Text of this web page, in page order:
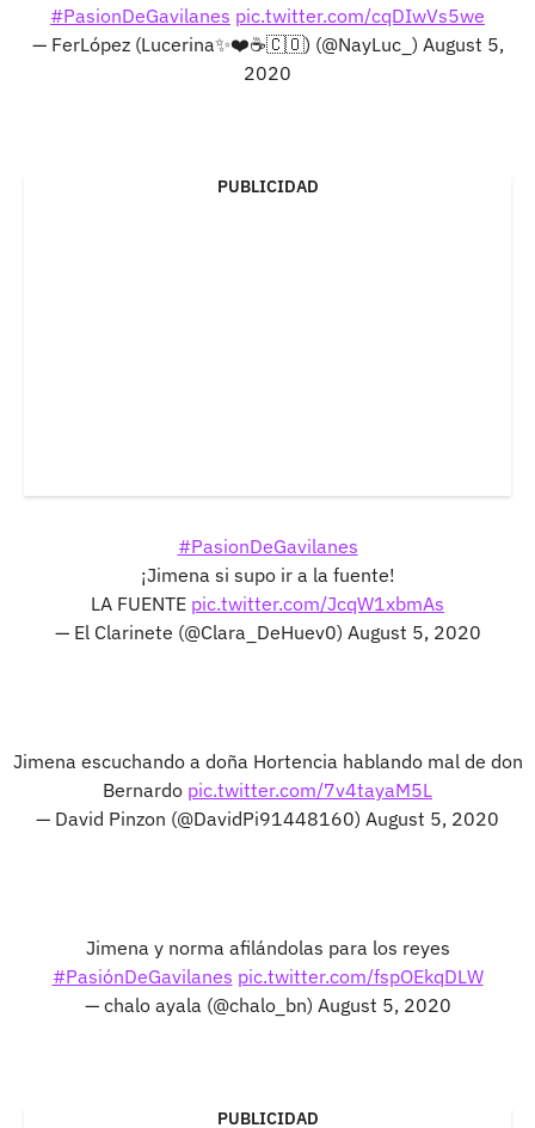
#PasionDeGavilanes pic.twitter.com/cqDIwVs5we
— FerLópez (Lucerina✨❤️☕🇨🇴) (@NayLuc_) August 5,
2020
PUBLICIDAD
#PasionDeGavilanes
¡Jimena si supo ir a la fuente!
LA FUENTE pic.twitter.com/JcqW1xbmAs
— El Clarinete (@Clara_DeHuev0) August 5, 2020
Jimena escuchando a doña Hortencia hablando mal de don
Bernardo pic.twitter.com/7v4tayaM5L
— David Pinzon (@DavidPi91448160) August 5, 2020
Jimena y norma afilándolas para los reyes
#PasiónDeGavilanes pic.twitter.com/fspOEkqDLW
— chalo ayala (@chalo_bn) August 5, 2020
PUBLICIDAD